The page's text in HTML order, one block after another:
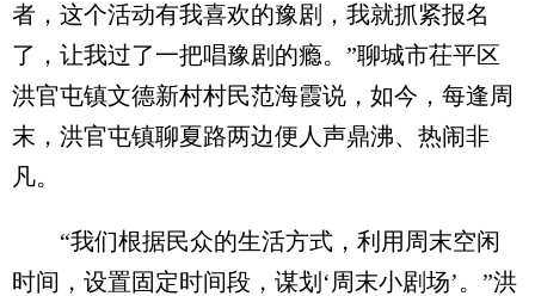
者，这个活动有我喜欢的豫剧，我就抓紧报名
了，让我过了一把唱豫剧的瘾。”聊城市茌平区
洪官屯镇文德新村村民范海霞说，如今，每逢周
末，洪官屯镇聊夏路两边便人声鼎沸、热闹非
凡。
“我们根据民众的生活方式，利用周末空闲
时间，设置固定时间段，谋划‘周末小剧场’。”洪